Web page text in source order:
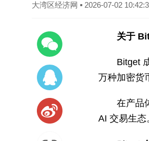
大湾区经济网 ▪ 2026-07-02
关于
Bitget
万种加密货
在产品
AI 交易生态